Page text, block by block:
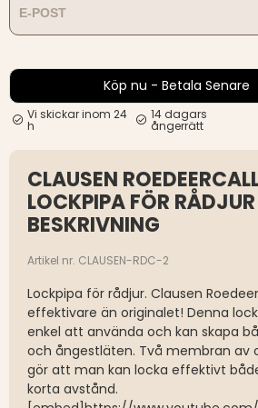
Köp nu - Betala Senare
Vi skickar inom 24
h
14 dagars
ångerrätt
CLAUSEN
LOCKPIPA FÖR
BESKRIVNING
Artikel nr. CLAUSEN-RDC-2
Lockpipa för rådjur. Clausen
effektivare än originalet! Denna
enkel att använda och kan skapa
och ångestläten. Två membran av
gör att man kan locka effektivt
korta avstånd.